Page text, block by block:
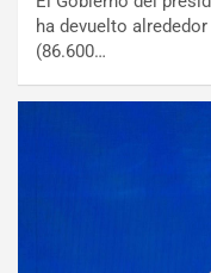
ha devuelto
(86.600…